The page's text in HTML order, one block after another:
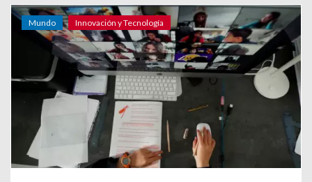
Mundo Innovación y Tecnología